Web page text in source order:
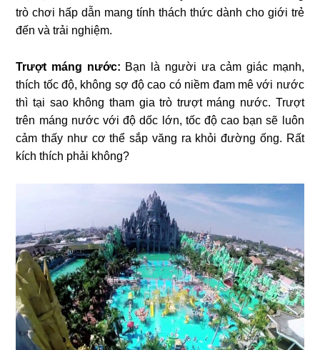
trò chơi hấp dẫn mang tính thách thức dành cho giới trẻ
đến và trải nghiệm.
Trượt máng nước: Bạn là người ưa cảm giác mạnh,
thích tốc độ, không sợ độ cao có niềm đam mê với nước
thì tại sao không tham gia trò trượt máng nước. Trượt
trên máng nước với độ dốc lớn, tốc độ cao bạn sẽ luôn
cảm thấy như cơ thể sắp văng ra khỏi đường ống. Rất
kích thích phải không?